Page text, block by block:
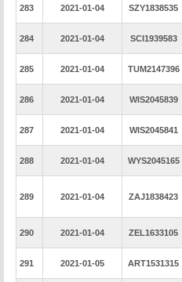
283 2021-01-04 SZY1838535
284 2021-01-04 SCI1939583
285 2021-01-04 TUM2147396
286 2021-01-04 WIS2045839
287 2021-01-04 WIS2045841
288 2021-01-04 WYS2045165
289 2021-01-04 ZAJ1838423
290 2021-01-04 ZEL1633105
291 2021-01-05 ART1531315